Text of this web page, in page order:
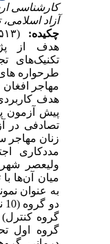
کارشناسی
آزاد اسلامی،
چکیده:
هدف از
تکنیک‌های
طرحواره ­های
مهاجر افغان
هدف
پیش آزمون
تصادفی در
زنان مهاجر
مددکاری
میان آن‌ها با
به عنوان
گروه